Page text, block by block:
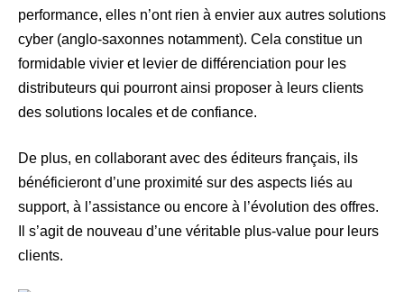
performance, elles n’ont rien à envier aux autres solutions
cyber (anglo-saxonnes notamment). Cela constitue un
formidable vivier et levier de différenciation pour les
distributeurs qui pourront ainsi proposer à leurs clients
des solutions locales et de confiance.
De plus, en collaborant avec des éditeurs français, ils
bénéficieront d’une proximité sur des aspects liés au
support, à l’assistance ou encore à l’évolution des offres.
Il s’agit de nouveau d’une véritable plus-value pour leurs
clients.